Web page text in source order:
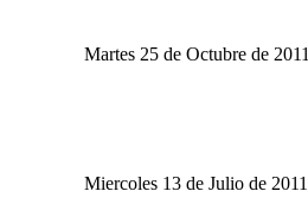
Martes 25 de Octubre de 2011
Miercoles 13 de Julio de 2011